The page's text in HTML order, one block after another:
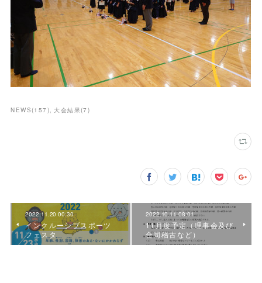
NEWS(157 ) 大会結果(7 )
2022.11.20 00:30
インクルーシブスポーツ
フェスタ
2022.10.11 08:01
11月度予定（理事会及び
合同稽古など）